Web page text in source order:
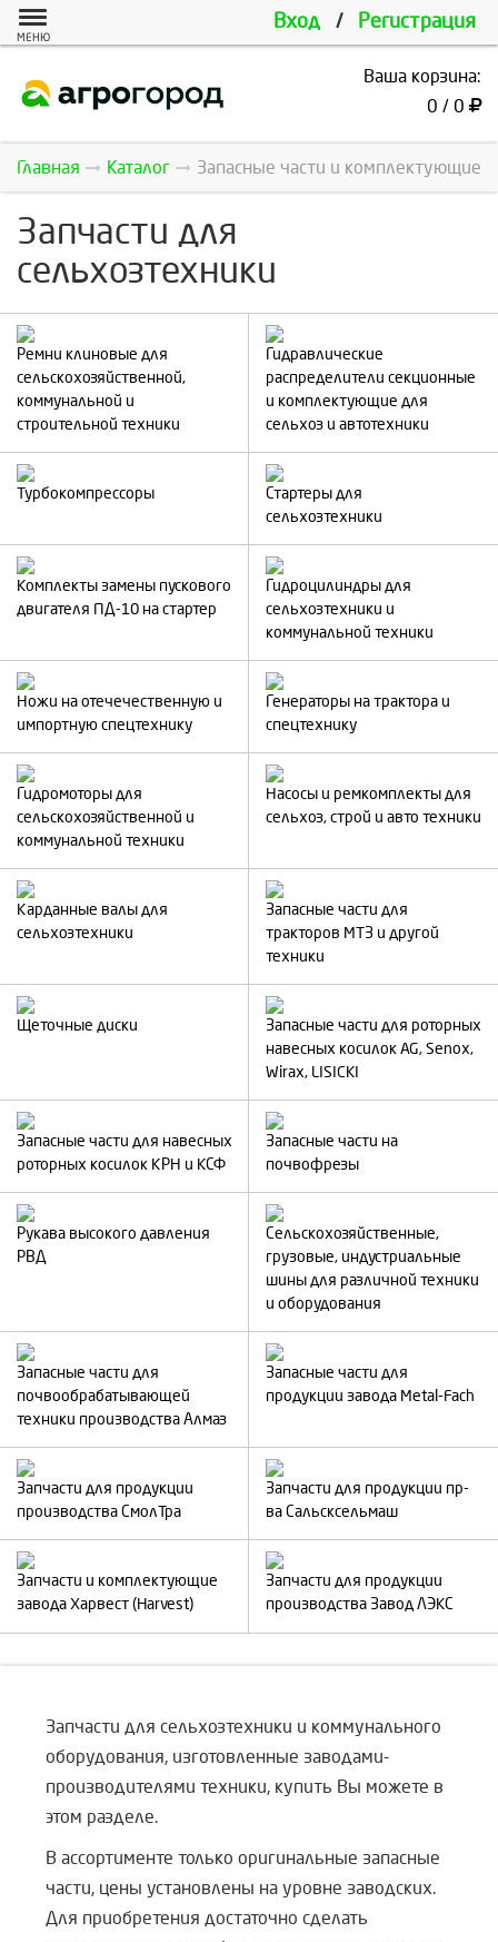
Вход / Регистрация
МЕНЮ
Ваша корзина:
0 / 0
Главная Каталог Запасные части и комплектующие
Запчасти для
сельхозтехники
Ремни клиновые для
сельскохозяйственной,
коммунальной и
строительной техники
Гидравлические
распределители секционные
и комплектующие для
сельхоз и автотехники
Турбокомпрессоры
Стартеры для
сельхозтехники
Комплекты замены пускового
двигателя ПД-10 на стартер
Гидроцилиндры для
сельхозтехники и
коммунальной техники
Ножи на отечечественную и
импортную спецтехнику
Генераторы на трактора и
спецтехнику
Гидромоторы для
сельскохозяйственной и
коммунальной техники
Насосы и ремкомплекты для
сельхоз, строй и авто техники
Карданные валы для
сельхозтехники
Запасные части для
тракторов МТЗ и другой
техники
Щеточные диски
Запасные части для роторных
навесных косилок AG, Senox,
Wirax, LISICKI
Запасные части для навесных
роторных косилок КРН и КСФ
Запасные части на
почвофрезы
Рукава высокого давления
РВД
Сельскохозяйственные,
грузовые, индустриальные
шины для различной техники
и оборудования
Запасные части для
почвообрабатывающей
техники производства Алмаз
Запасные части для
продукции завода Metal-Fach
Запчасти для продукции
производства СмолТра
Запчасти для продукции пр-
ва Сальсксельмаш
Запчасти и комплектующие
завода Харвест (Harvest)
Запчасти для продукции
производства Завод ЛЭКС
Запчасти для сельхозтехники и коммунального
оборудования, изготовленные заводами-
производителями техники, купить Вы можете в
этом разделе.
В ассортименте только оригинальные запасные
части, цены установлены на уровне заводских.
Для приобретения достаточно сделать